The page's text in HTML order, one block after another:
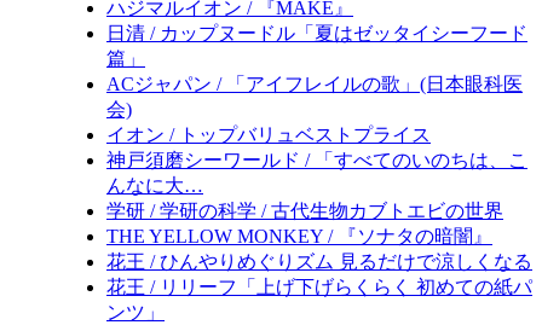
ハジマルイオン / 『MAKE』
日清 / カップヌードル「夏はゼッタイシーフード
篇」
ACジャパン / 「アイフレイルの歌」(日本眼科医
会)
イオン / トップバリュベストプライス
神戸須磨シーワールド / 「すべてのいのちは、こ
んなに大…
学研 / 学研の科学 / 古代生物カブトエビの世界
THE YELLOW MONKEY / 『ソナタの暗闇』
花王 / ひんやりめぐりズム 見るだけで涼しくなる
花王 / リリーフ「上げ下げらくらく 初めての紙パ
ンツ」